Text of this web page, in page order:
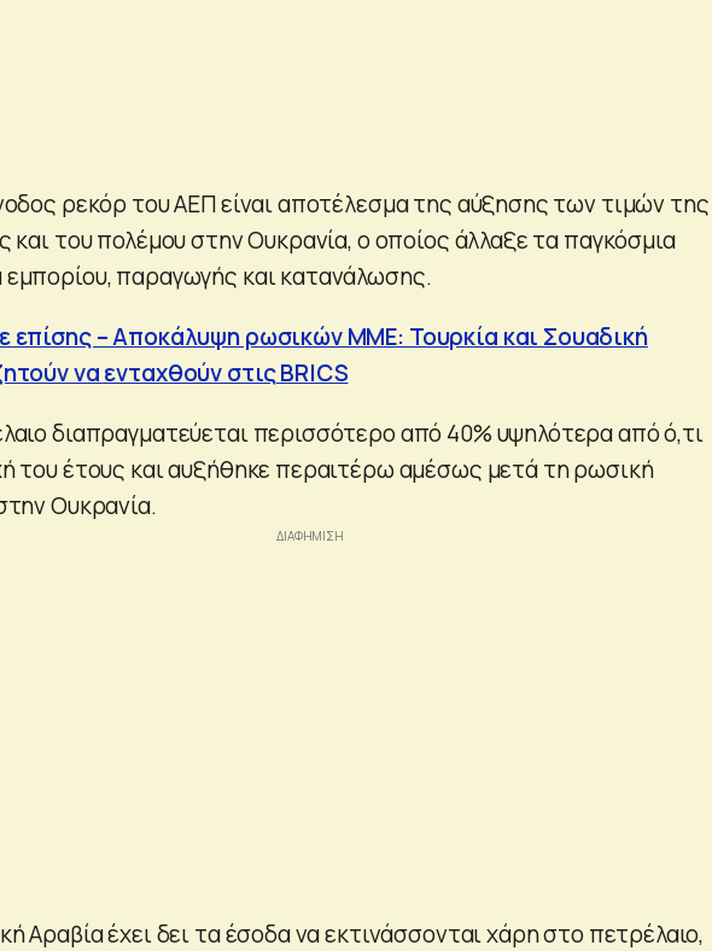
ρεκόρ του ΑΕΠ είναι αποτέλεσμα της αύξησης των τιμών της
και του πολέμου στην Ουκρανία, ο οποίος άλλαξε τα παγκόσμια
παραγωγής και κατανάλωσης.
επίσης – Αποκάλυψη ρωσικών ΜΜΕ: Τουρκία και Σουαδική
να ενταχθούν στις BRICS
διαπραγματεύεται περισσότερο από 40% υψηλότερα από ό,τι
του έτους και αυξήθηκε περαιτέρω αμέσως μετά τη ρωσική
Ουκρανία.
Αραβία έχει δει τα έσοδα να εκτινάσσονται χάρη στο πετρέλαιο,